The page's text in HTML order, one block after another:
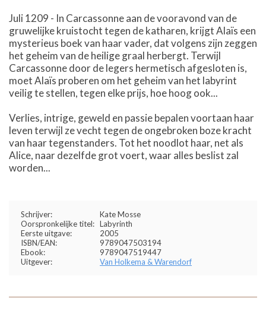
Juli 1209 - In Carcassonne aan de vooravond van de
gruwelijke kruistocht tegen de katharen, krijgt Alaïs een
mysterieus boek van haar vader, dat volgens zijn zeggen
het geheim van de heilige graal herbergt. Terwijl
Carcassonne door de legers hermetisch afgesloten is,
moet Alaïs proberen om het geheim van het labyrint
veilig te stellen, tegen elke prijs, hoe hoog ook...
Verlies, intrige, geweld en passie bepalen voortaan haar
leven terwijl ze vecht tegen de ongebroken boze kracht
van haar tegenstanders. Tot het noodlot haar, net als
Alice, naar dezelfde grot voert, waar alles beslist zal
worden...
Schrijver:
Kate Mosse
Oorspronkelijke titel: Labyrinth
Eerste uitgave:
2005
ISBN/EAN:
9789047503194
Ebook:
9789047519447
Uitgever:
Van Holkema & Warendorf